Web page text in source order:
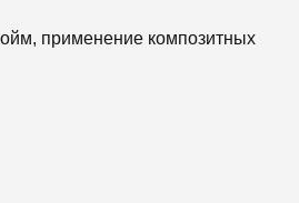
применение композитных